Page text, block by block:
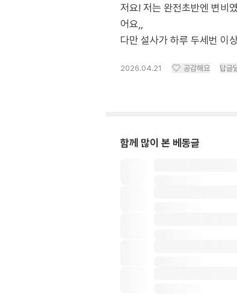
저요! 저는 완전초반엔 변비
어요,,
다만 설사가 하루 두세번 이
2026.04.21 공감해요 답글
함께 많이 본 베동글